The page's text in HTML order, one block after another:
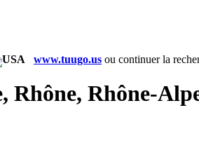
www.tuugo.us ou continuer la
Rhône, Rhône-